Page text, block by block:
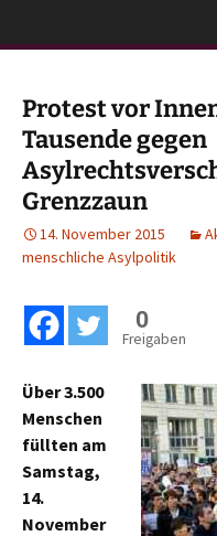
Inhalt
Protest vor
Tausende gegen
Grenzzaun
14. November 2015
menschliche Asylpolitik
0
Freigaben
Über 3.500
Menschen
füllten am
Samstag,
14.
November